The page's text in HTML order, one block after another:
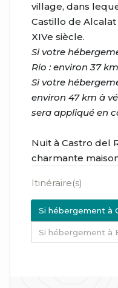
village, dans
Castillo de
XIVe siècle.
Si votre
Rio : environ 37
Si votre
environ 47 km à
sera appliqué en
Nuit à Castro del
charmante
Itinéraire(s)
Si hébergement à
Si hébergement à